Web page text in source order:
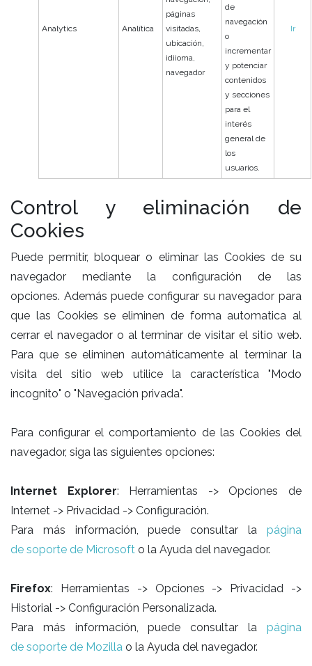
Analytics Analítica
páginas
visitadas,
ubicación,
idiioma,
navegador
de
navegación
o
incrementar
y potenciar
contenidos
y secciones
para el
interés
general de
los
usuarios.
Ir
Control y eliminación de
Cookies
Puede permitir, bloquear o eliminar las Cookies de su
navegador mediante la configuración de las
opciones. Además puede configurar su navegador para
que las Cookies se eliminen de forma automatica al
cerrar el navegador o al terminar de visitar el sitio web.
Para que se eliminen automáticamente al terminar la
visita del sitio web utilice la característica "Modo
incognito" o "Navegación privada".
Para configurar el comportamiento de las Cookies del
navegador, siga las siguientes opciones:
Internet Explorer: Herramientas -> Opciones de
Internet -> Privacidad -> Configuración.
Para más información, puede consultar la página
de soporte de Microsoft o la Ayuda del navegador.
Firefox: Herramientas -> Opciones -> Privacidad ->
Historial -> Configuración Personalizada.
Para más información, puede consultar la página
de soporte de Mozilla o la Ayuda del navegador.